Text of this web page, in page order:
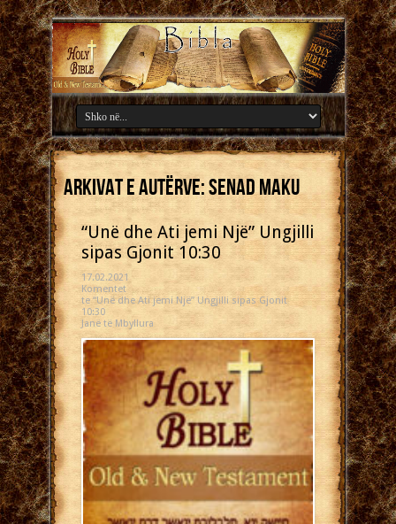
Arkivat e Autërve: Senad Maku
“Unë dhe Ati jemi Një” Ungjilli
sipas Gjonit 10:30
17.02.2021
Komentet
te “Unë dhe Ati jemi Një” Ungjilli sipas Gjonit
10:30
Janë të Mbyllura